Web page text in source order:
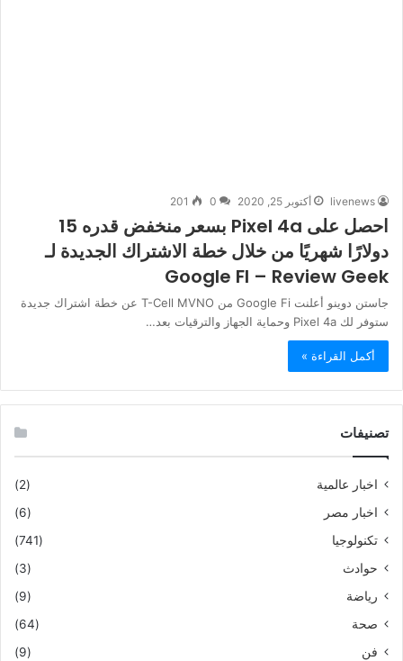
livenews أكتوبر 25, 2020 0
201
احصل على Pixel 4a بسعر منخفض قدره 15
دولارًا شهريًا من خلال خطة الاشتراك الجديدة لـ
Google FI – Review Geek
جاستن دوينو أعلنت Google Fi من T-Cell MVNO عن خطة اشتراك جديدة
ستوفر لك Pixel 4a وحماية الجهاز والترقيات بعد…
أكمل القراءة »
تصنيفات
اخبار عالمية
(2)
اخبار مصر
(6)
تكنولوجيا
(741)
حوادث
(3)
رياضة
(9)
صحة
(64)
فن
(9)